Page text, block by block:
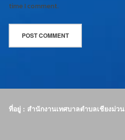
time I comment.
ที่อยู่ : สำนักงานเทศบาลตำบลเชียงม่วน